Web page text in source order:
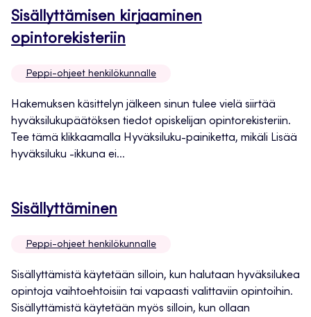
Sisällyttämisen kirjaaminen
opintorekisteriin
Peppi-ohjeet henkilökunnalle
Hakemuksen käsittelyn jälkeen sinun tulee vielä siirtää
hyväksilukupäätöksen tiedot opiskelijan opintorekisteriin.
Tee tämä klikkaamalla Hyväksiluku-painiketta, mikäli Lisää
hyväksiluku -ikkuna ei...
Sisällyttäminen
Peppi-ohjeet henkilökunnalle
Sisällyttämistä käytetään silloin, kun halutaan hyväksilukea
opintoja vaihtoehtoisiin tai vapaasti valittaviin opintoihin.
Sisällyttämistä käytetään myös silloin, kun ollaan